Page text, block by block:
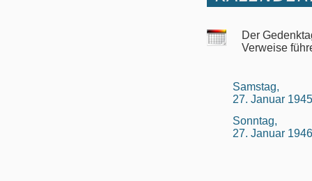
Der
Verweise
Samstag,
27. Januar 1945
Sonntag,
27. Januar 1946